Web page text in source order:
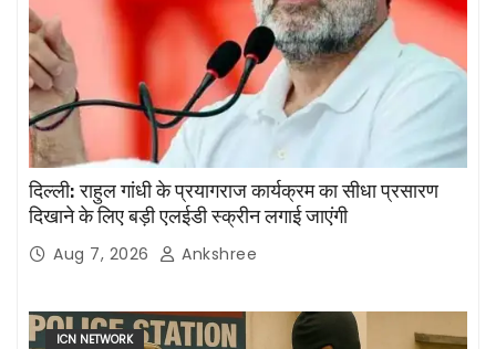
दिल्ली: राहुल गांधी के प्रयागराज कार्यक्रम का सीधा प्रसारण
दिखाने के लिए बड़ी एलईडी स्क्रीन लगाई जाएंगी
Aug 7, 2026 Ankshree
ICN NETWORK